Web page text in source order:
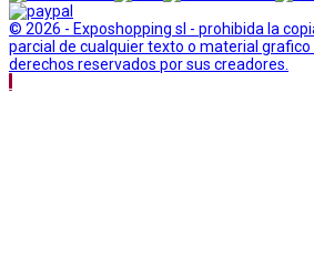
© 2026 - Exposhopping sl - prohibida la
parcial de cualquier texto o material
derechos reservados por sus creadores.